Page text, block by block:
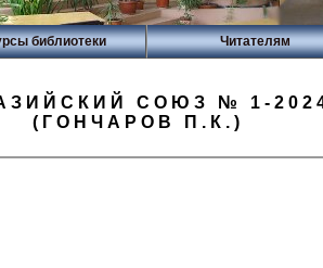
библиотеки Читателям
СОЮЗ № 1-
(ГОНЧАРОВ П.К.)